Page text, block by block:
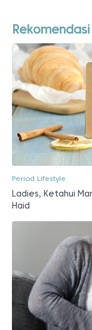
Rekomendasi
Period Lifestyle
Ladies, Ketahui
Haid